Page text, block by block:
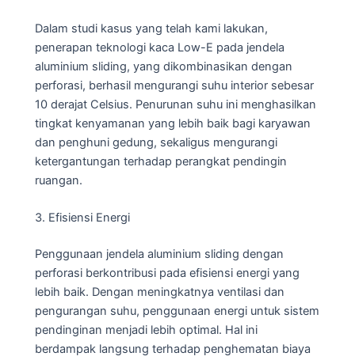
Dalam studi kasus yang telah kami lakukan,
penerapan teknologi kaca Low-E pada jendela
aluminium sliding, yang dikombinasikan dengan
perforasi, berhasil mengurangi suhu interior sebesar
10 derajat Celsius. Penurunan suhu ini menghasilkan
tingkat kenyamanan yang lebih baik bagi karyawan
dan penghuni gedung, sekaligus mengurangi
ketergantungan terhadap perangkat pendingin
ruangan.
3. Efisiensi Energi
Penggunaan jendela aluminium sliding dengan
perforasi berkontribusi pada efisiensi energi yang
lebih baik. Dengan meningkatnya ventilasi dan
pengurangan suhu, penggunaan energi untuk sistem
pendinginan menjadi lebih optimal. Hal ini
berdampak langsung terhadap penghematan biaya